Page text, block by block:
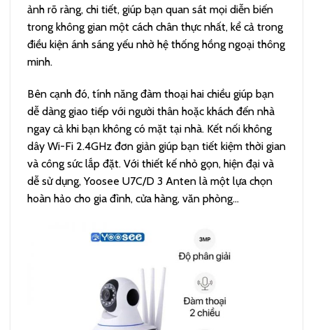
ảnh rõ ràng, chi tiết, giúp bạn quan sát mọi diễn biến
trong không gian một cách chân thực nhất, kể cả trong
điều kiện ánh sáng yếu nhờ hệ thống hồng ngoại thông
minh.
Bên cạnh đó, tính năng đàm thoại hai chiều giúp bạn
dễ dàng giao tiếp với người thân hoặc khách đến nhà
ngay cả khi bạn không có mặt tại nhà. Kết nối không
dây Wi-Fi 2.4GHz đơn giản giúp bạn tiết kiệm thời gian
và công sức lắp đặt. Với thiết kế nhỏ gọn, hiện đại và
dễ sử dụng, Yoosee U7C/D 3 Anten là một lựa chọn
hoàn hảo cho gia đình, cửa hàng, văn phòng…